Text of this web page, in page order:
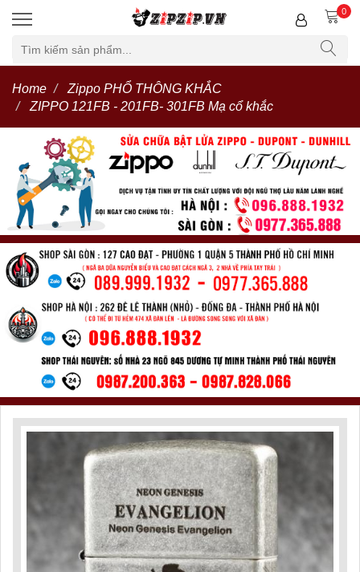
0
Home
Zippo PHỔ THÔNG KHẮC
ZIPPO 121FB - 201FB- 301FB Mạ cổ khắc